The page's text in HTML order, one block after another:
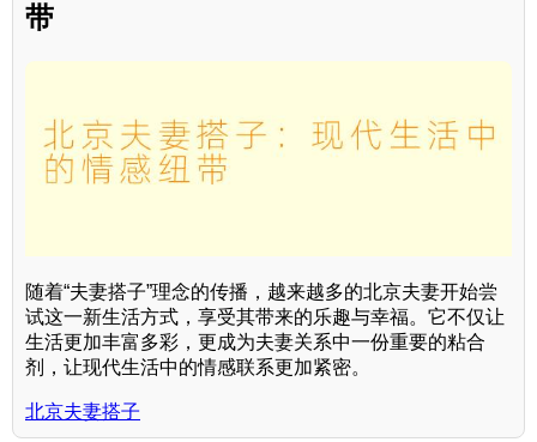
带
随着“夫妻搭子”理念的传播，越来越多的北京夫妻开始尝
试这一新生活方式，享受其带来的乐趣与幸福。它不仅让
生活更加丰富多彩，更成为夫妻关系中一份重要的粘合
剂，让现代生活中的情感联系更加紧密。
北京夫妻搭子